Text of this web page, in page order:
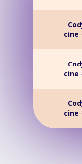
cine
cine
cine